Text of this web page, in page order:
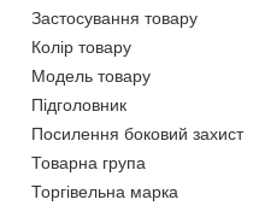
Застосування товару
Колір товару
Модель товару
Підголовник
Посилення боковий захист
Товарна група
Торгівельна марка